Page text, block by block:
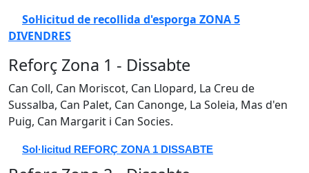
Sol·licitud de recollida d'esporga ZONA 5
DIVENDRES
Reforç Zona 1 - Dissabte
Can Coll, Can Moriscot, Can Llopard, La Creu de
Sussalba, Can Palet, Can Canonge, La Soleia, Mas d'en
Puig, Can Margarit i Can Socies.
Sol·licitud REFORÇ ZONA 1 DISSABTE